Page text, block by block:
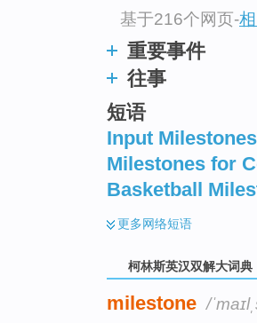
基于216个网页-
重要事件
往事
短语
Input Milestones
Milestones for
Basketball
更多网络短语
柯林斯英汉双解大词典
milestone /